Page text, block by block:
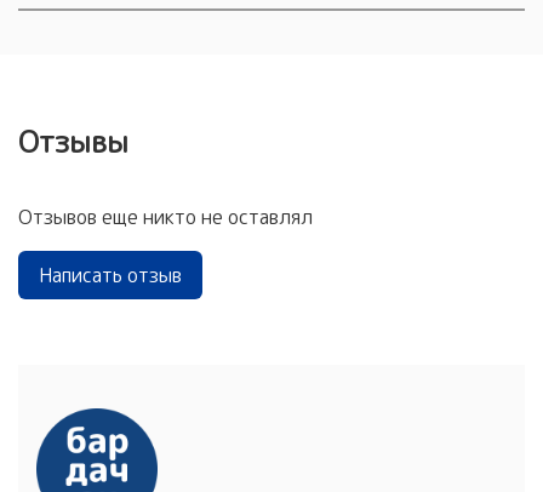
Отзывы
Отзывов еще никто не оставлял
Написать отзыв